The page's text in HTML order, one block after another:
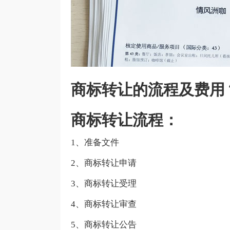
商标转让的流程及费用
商标转让流程：
1、准备文件
2、商标转让申请
3、商标转让受理
4、商标转让审查
5、商标转让公告